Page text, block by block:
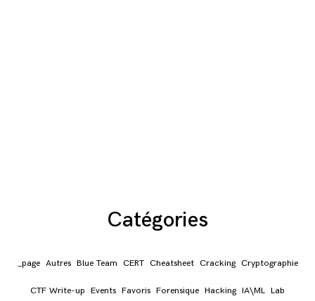
Catégories
_page Autres Blue Team CERT Cheatsheet Cracking Cryptographie
CTF Write-up Events Favoris Forensique Hacking IA\ML Lab